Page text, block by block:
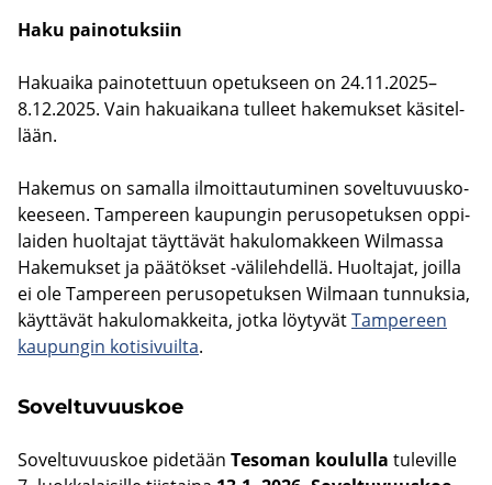
Haku pai­no­tuk­siin
Ha­kuai­ka pai­no­tet­tuun ope­tuk­seen on 24.11.2025–
8.12.2025. Vain ha­kuai­ka­na tul­leet ha­ke­muk­set kä­si­tel­
lään.
Ha­ke­mus on sa­mal­la il­moit­tau­tu­mi­nen so­vel­tu­vuus­ko­
kee­seen. Tam­pe­reen kau­pun­gin pe­rus­o­pe­tuk­sen op­pi­
lai­den huol­ta­jat täyt­tä­vät ha­ku­lo­mak­keen Wilmassa
Ha­ke­muk­set ja pää­tök­set -​välilehdellä. Huol­ta­jat, joil­la
ei ole Tam­pe­reen pe­rus­o­pe­tuk­sen Wilmaan tun­nuk­sia,
käyt­tä­vät ha­ku­lo­mak­kei­ta, jotka löy­ty­vätTam­pe­reen
kau­pun­gin ko­ti­si­vuil­ta.
So­vel­tu­vuus­koe
So­vel­tu­vuus­koe pi­de­tään Te­so­man kou­lul­la tu­le­vil­le